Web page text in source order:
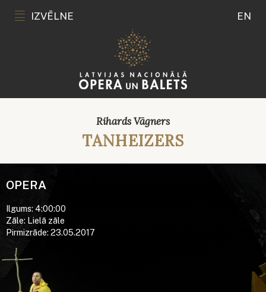
IZVĒLNE EN
Rihards Vāgners
TANHEIZERS
OPERA
Ilgums: 4:00:00
Zāle: Lielā zāle
Pirmizrāde: 23.05.2017